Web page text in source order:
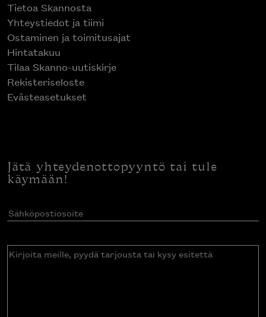
Tietoa Skannosta
Yhteystiedot ja tiimi
Ostaminen ja toimitusajat
Hintatakuu
Tilaa Skanno-uutiskirje
Rekisteriseloste
Evästeasetukset
Jätä yhteydenottopyyntö tai tule
käymään!
Sähköpostiosoite(Pakollinen)
Kirjoita